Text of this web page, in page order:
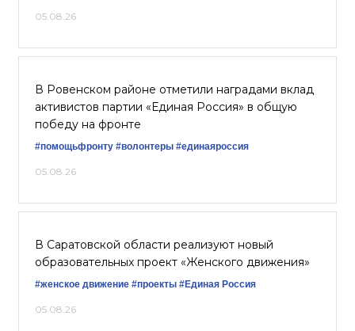
05.08.26
В Ровенском районе отметили наградами вклад
активистов партии «Единая Россия» в общую
победу на фронте
#помощьфронту #волонтеры #единаяроссия
05.08.26
В Саратовской области реализуют новый
образовательных проект «Женского движения»
#женское движение #проекты #Единая Россия
05.08.26